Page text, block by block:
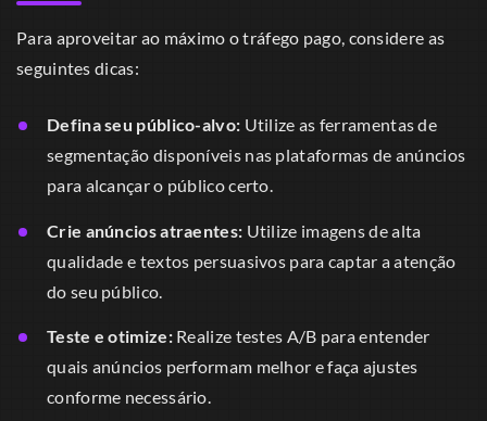
Para aproveitar ao máximo o tráfego pago, considere as
seguintes dicas:
Defina seu público-alvo: Utilize as ferramentas de
segmentação disponíveis nas plataformas de anúncios
para alcançar o público certo.
Crie anúncios atraentes: Utilize imagens de alta
qualidade e textos persuasivos para captar a atenção
do seu público.
Teste e otimize:Realize testes A/B para entender
quais anúncios performam melhor e faça ajustes
conforme necessário.